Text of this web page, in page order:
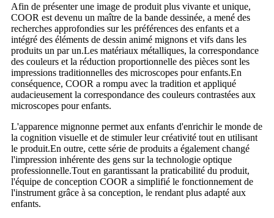
Afin de présenter une image de produit plus vivante et unique,
COOR est devenu un maître de la bande dessinée, a mené des
recherches approfondies sur les préférences des enfants et a
intégré des éléments de dessin animé mignons et vifs dans les
produits un par un.Les matériaux métalliques, la correspondance
des couleurs et la réduction proportionnelle des pièces sont les
impressions traditionnelles des microscopes pour enfants.En
conséquence, COOR a rompu avec la tradition et appliqué
audacieusement la correspondance des couleurs contrastées aux
microscopes pour enfants.
L'apparence mignonne permet aux enfants d'enrichir le monde de
la cognition visuelle et de stimuler leur créativité tout en utilisant
le produit.En outre, cette série de produits a également changé
l'impression inhérente des gens sur la technologie optique
professionnelle.Tout en garantissant la praticabilité du produit,
l'équipe de conception COOR a simplifié le fonctionnement de
l'instrument grâce à sa conception, le rendant plus adapté aux
enfants.